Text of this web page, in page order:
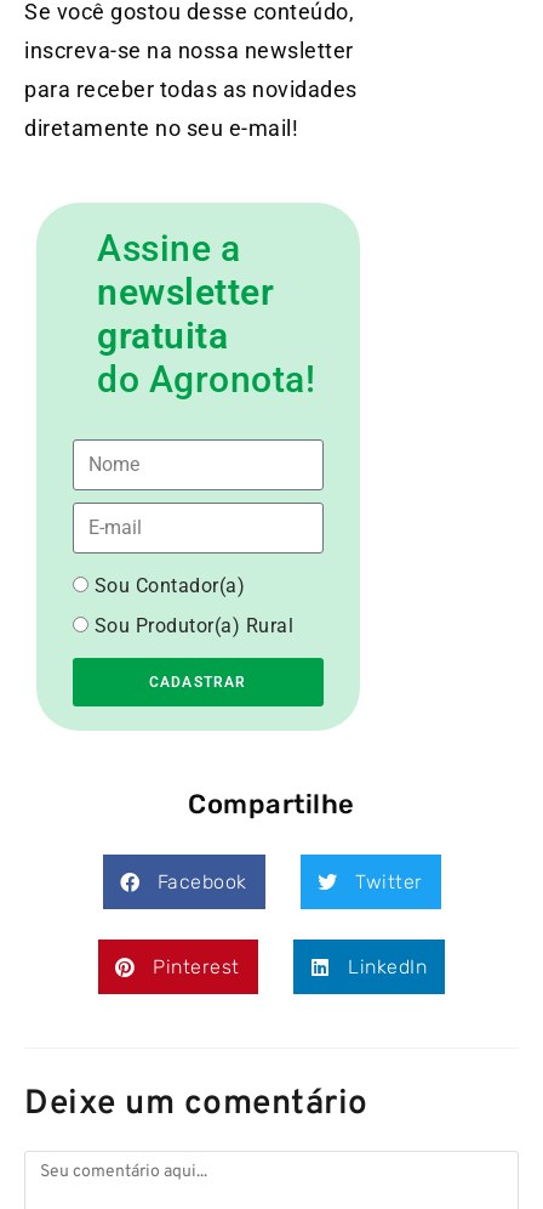
Se você gostou desse conteúdo,
inscreva-se na nossa newsletter
para receber todas as novidades
diretamente no seu e-mail!
Assine a
newsletter
gratuita
do Agronota!
Sou Contador(a)
Sou Produtor(a) Rural
CADASTRAR
Compartilhe
Facebook Twitter
Pinterest LinkedIn
Deixe um comentário